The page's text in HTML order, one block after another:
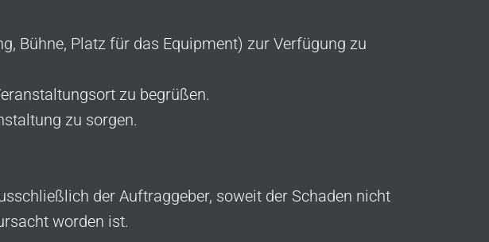
Bühne, Platz für das Equipment) zur Verfügung zu
zu begrüßen.
zu sorgen.
der Auftraggeber, soweit der Schaden nicht
worden ist.